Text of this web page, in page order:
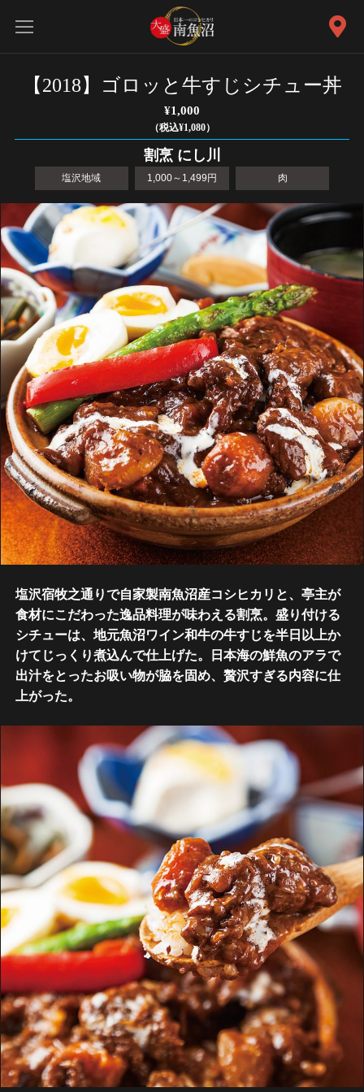
【2018】ゴロッと牛すじシチュー丼
¥1,000
（税込¥1,080）
割烹 にし川
塩沢地域 1,000～1,499円 肉
塩沢宿牧之通りで自家製南魚沼産コシヒカリと、亭主が
食材にこだわった逸品料理が味わえる割烹。盛り付ける
シチューは、地元魚沼ワイン和牛の牛すじを半日以上か
けてじっくり煮込んで仕上げた。日本海の鮮魚のアラで
出汁をとったお吸い物が脇を固め、贅沢すぎる内容に仕
上がった。